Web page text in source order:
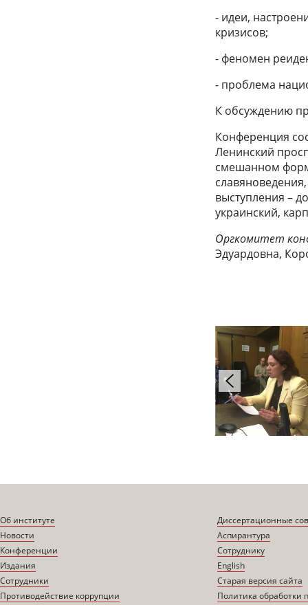
- идеи,
кризисов;
- феномен
- проблема
К обсуждению
Конференция
Ленинский
смешанном
выступления –
украинский,
Оргкомитет
Эдуардовна,
Об институте
Новости
Конференции
Издания
Сотрудники
Противодействие коррупции
Диссертационные
Аспирантура
Сотруднику
English
Старая версия сайта
Политика обработки